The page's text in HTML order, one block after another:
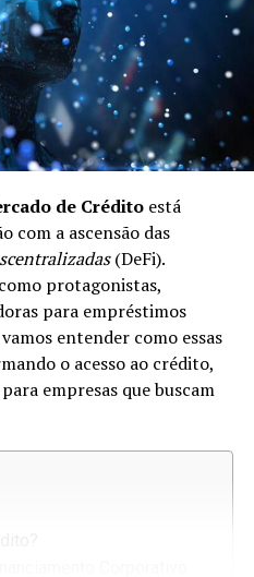
de Créditoestá
com a ascensão das
(DeFi).
protagonistas,
para empréstimos
entender como essas
o acesso ao crédito,
empresas que buscam